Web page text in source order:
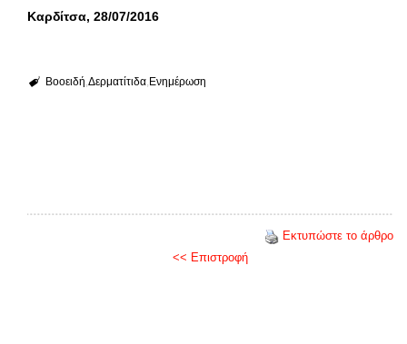
Καρδίτσα, 28/07/2016
Βοοειδή Δερματίτιδα Ενημέρωση
Εκτυπώστε το άρθρο
<< Επιστροφή